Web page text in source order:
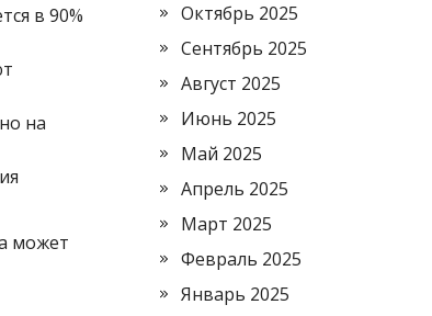
в 90%
на
может
Октябрь 2025
Сентябрь 2025
Август 2025
Июнь 2025
Май 2025
Апрель 2025
Март 2025
Февраль 2025
Январь 2025